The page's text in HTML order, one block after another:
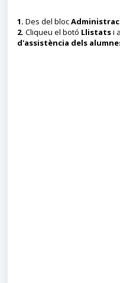
1. Des del bloc
2. Cliqueu el botó Llistatsi
d'assistència dels